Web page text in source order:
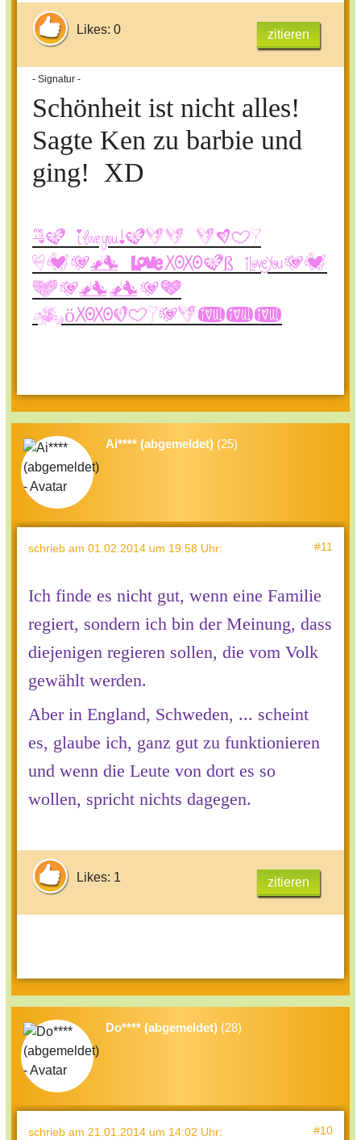
Likes: 0 zitieren
- Signatur -
Schönheit ist nicht alles!
Sagte Ken zu barbie und
ging! XD
Na dann noch
viel Spaß bei
Helles
Köpfchen!!!
Ai**** (abgemeldet) (25)
schrieb am 01.02.2014 um 19:58 Uhr: #11
Ich finde es nicht gut, wenn eine Familie
regiert, sondern ich bin der Meinung, dass
diejenigen regieren sollen, die vom Volk
gewählt werden.
Aber in England, Schweden, ... scheint
es, glaube ich, ganz gut zu funktionieren
und wenn die Leute von dort es so
wollen, spricht nichts dagegen.
Likes: 1 zitieren
Do**** (abgemeldet) (28)
schrieb am 21.01.2014 um 14:02 Uhr: #10